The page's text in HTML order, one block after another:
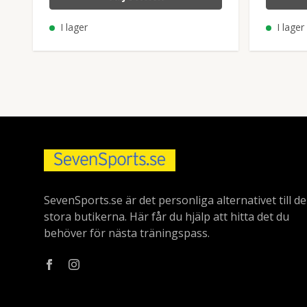
I lager I lager
SevenSports.se är det personliga alternativet till de
stora butikerna. Här får du hjälp att hitta det du
behöver för nästa träningspass.